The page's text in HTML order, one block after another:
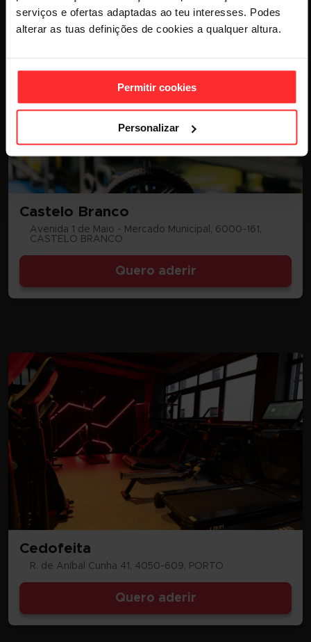
serviços e ofertas adaptadas ao teu interesses. Podes
alterar as tuas definições de cookies a qualquer altura.
Permitir cookies
Personalizar
Castelo Branco
Avenida 1 de Maio - Mercado Municipal, 6000-161,
CASTELO BRANCO
Quero aderir
Cedofeita
R. de Aníbal Cunha 41, 4050-609, PORTO
Quero aderir